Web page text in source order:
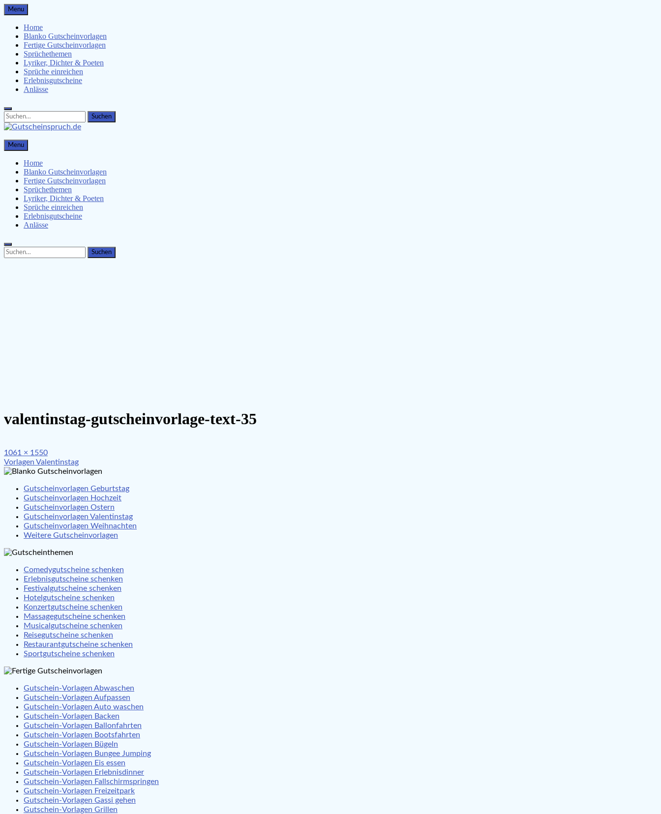
Skip
to
content
Menu
Home
Blanko Gutscheinvorlagen
Fertige Gutscheinvorlagen
Sprüchethemen
Lyriker, Dichter & Poeten
Sprüche einreichen
Erlebnisgutscheine
Anlässe
Search
for:
Search
Gutscheinspruch.de
Gutscheinsprüche & Gutscheinvorlagen finden
Menu
Home
Blanko Gutscheinvorlagen
Fertige Gutscheinvorlagen
Sprüchethemen
Lyriker, Dichter & Poeten
Sprüche einreichen
Erlebnisgutscheine
Anlässe
Search
for:
Search
valentinstag-gutscheinvorlage-text-35
Full
size
1061 × 1550
Beitragsnavigation
Vorlagen Valentinstag
Gutscheinvorlagen Geburtstag
Gutscheinvorlagen Hochzeit
Gutscheinvorlagen Ostern
Gutscheinvorlagen Valentinstag
Gutscheinvorlagen Weihnachten
Weitere Gutscheinvorlagen
Comedygutscheine schenken
Erlebnisgutscheine schenken
Festivalgutscheine schenken
Hotelgutscheine schenken
Konzertgutscheine schenken
Massagegutscheine schenken
Musicalgutscheine schenken
Reisegutscheine schenken
Restaurantgutscheine schenken
Sportgutscheine schenken
Gutschein-Vorlagen Abwaschen
Gutschein-Vorlagen Aufpassen
Gutschein-Vorlagen Auto waschen
Gutschein-Vorlagen Backen
Gutschein-Vorlagen Ballonfahrten
Gutschein-Vorlagen Bootsfahrten
Gutschein-Vorlagen Bügeln
Gutschein-Vorlagen Bungee Jumping
Gutschein-Vorlagen Eis essen
Gutschein-Vorlagen Erlebnisdinner
Gutschein-Vorlagen Fallschirmspringen
Gutschein-Vorlagen Freizeitpark
Gutschein-Vorlagen Gassi gehen
Gutschein-Vorlagen Grillen